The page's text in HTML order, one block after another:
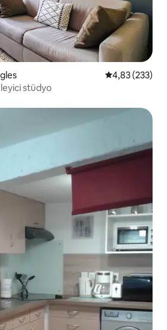
5 üzerinden
4,83 (233)
stüdyo